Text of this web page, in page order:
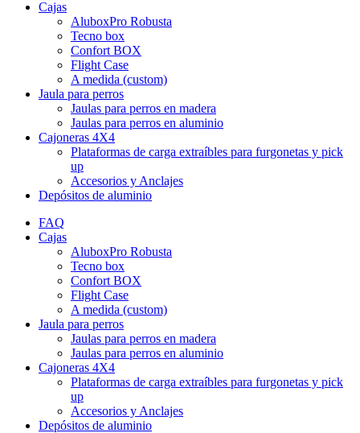
Cajas
AluboxPro Robusta
Tecno box
Confort BOX
Flight Case
A medida (custom)
Jaula para perros
Jaulas para perros en madera
Jaulas para perros en aluminio
Cajoneras 4X4
Plataformas de carga extraíbles para furgonetas y pick
up
Accesorios y Anclajes
Depósitos de aluminio
FAQ
Cajas
AluboxPro Robusta
Tecno box
Confort BOX
Flight Case
A medida (custom)
Jaula para perros
Jaulas para perros en madera
Jaulas para perros en aluminio
Cajoneras 4X4
Plataformas de carga extraíbles para furgonetas y pick
up
Accesorios y Anclajes
Depósitos de aluminio